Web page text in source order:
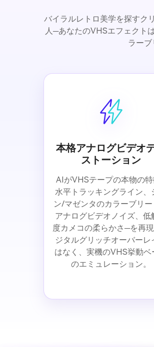
バイラルレトロ美学を探すク
人─あなたのVHSエフェクト
ラー
本格アナログビデオ
ストーション
AIがVHSテープの本物の
水平トラッキングライン、
ン/マゼンタのカラーブリー
アナログビデオノイズ、低
度カメコの柔らかさ─を再
ジタルグリッチオーバーレ
はなく、実機のVHS挙動ベ
のエミュレーション。